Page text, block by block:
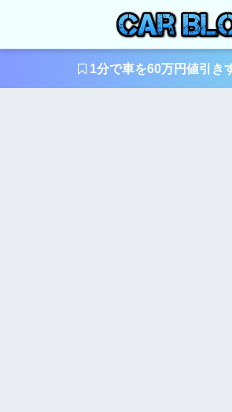
1分で車を60万円値引き